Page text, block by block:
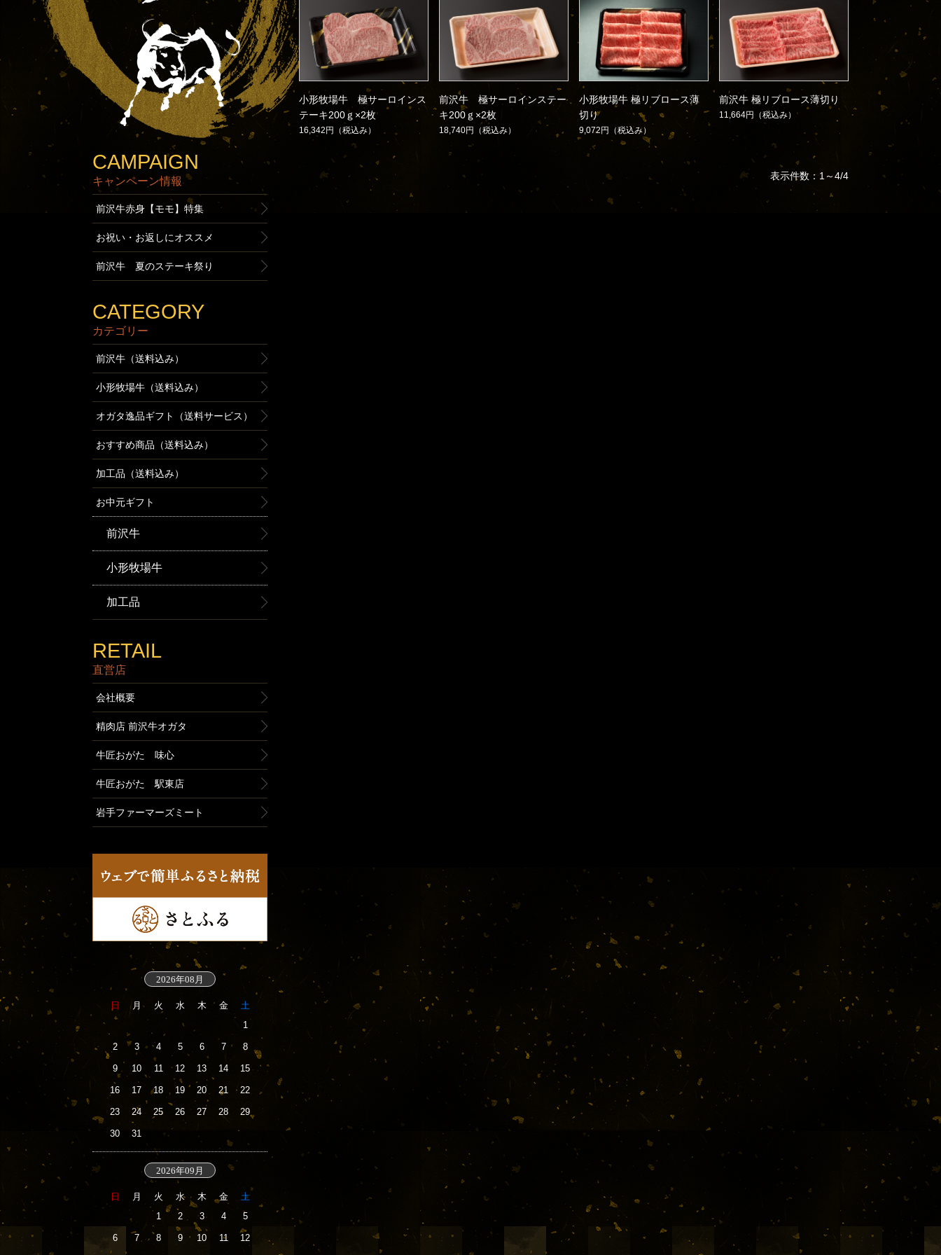
小形牧場牛 極サーロインス
テーキ200ｇ×2枚
16,342円 （税込み）
前沢牛 極サーロインステー
キ200ｇ×2枚
18,740円 （税込み）
小形牧場牛 極リブロース薄
切り
9,072円 （税込み）
前沢牛 極リブロース薄切り
11,664円 （税込み）
表示件数：1～4/4
CAMPAIGN
キャンペーン情報
前沢牛赤身【モモ】特集
お祝い・お返しにオススメ
前沢牛 夏のステーキ祭り
CATEGORY
カテゴリー
前沢牛（送料込み）
小形牧場牛（送料込み）
オガタ逸品ギフト（送料サービス）
おすすめ商品（送料込み）
加工品（送料込み）
お中元ギフト
前沢牛
小形牧場牛
加工品
RETAIL
直営店
会社概要
精肉店 前沢牛オガタ
牛匠おがた 味心
牛匠おがた 駅東店
岩手ファーマーズミート
2026年08月
日 月 火 水 木 金
土
1
2 3 4 5 6 7 8
9 10 11 12 13 14 15
16 17 18 19 20 21 22
23 24 25 26 27 28 29
30 31
2026年09月
日 月 火 水 木 金
土
1
2 3 4 5
6 7 8 9 10 11 12